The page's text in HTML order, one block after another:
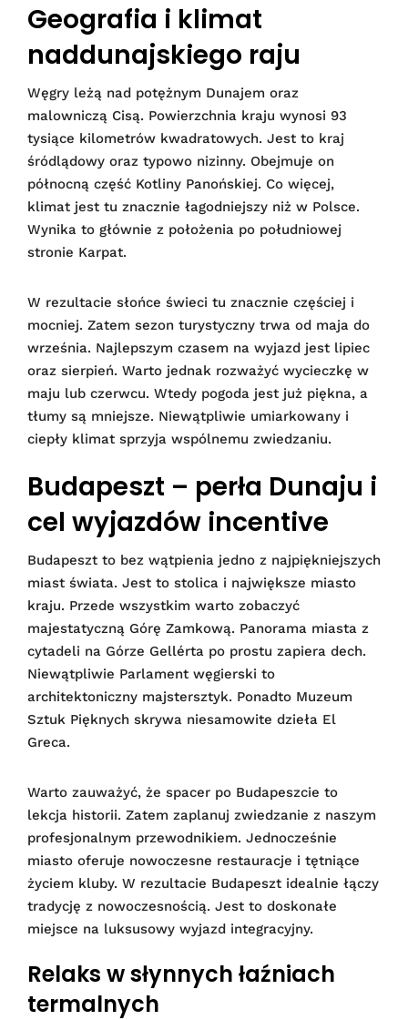
Geografia i klimat
naddunajskiego raju
Węgry leżą nad potężnym Dunajem oraz
malowniczą Cisą. Powierzchnia kraju wynosi 93
tysiące kilometrów kwadratowych. Jest to kraj
śródlądowy oraz typowo nizinny. Obejmuje on
północną część Kotliny Panońskiej. Co więcej,
klimat jest tu znacznie łagodniejszy niż w Polsce.
Wynika to głównie z położenia po południowej
stronie Karpat.
W rezultacie słońce świeci tu znacznie częściej i
mocniej. Zatem sezon turystyczny trwa od maja do
września. Najlepszym czasem na wyjazd jest lipiec
oraz sierpień. Warto jednak rozważyć wycieczkę w
maju lub czerwcu. Wtedy pogoda jest już piękna, a
tłumy są mniejsze. Niewątpliwie umiarkowany i
ciepły klimat sprzyja wspólnemu zwiedzaniu.
Budapeszt – perła Dunaju i
cel wyjazdów incentive
Budapeszt to bez wątpienia jedno z najpiękniejszych
miast świata. Jest to stolica i największe miasto
kraju. Przede wszystkim warto zobaczyć
majestatyczną Górę Zamkową. Panorama miasta z
cytadeli na Górze Gellérta po prostu zapiera dech.
Niewątpliwie Parlament węgierski to
architektoniczny majstersztyk. Ponadto Muzeum
Sztuk Pięknych skrywa niesamowite dzieła El
Greca.
Warto zauważyć, że spacer po Budapeszcie to
lekcja historii. Zatem zaplanuj zwiedzanie z naszym
profesjonalnym przewodnikiem. Jednocześnie
miasto oferuje nowoczesne restauracje i tętniące
życiem kluby. W rezultacie Budapeszt idealnie łączy
tradycję z nowoczesnością. Jest to doskonałe
miejsce na luksusowy wyjazd integracyjny.
Relaks w słynnych łaźniach
termalnych